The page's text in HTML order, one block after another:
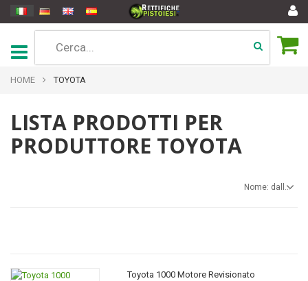
HOME TOYOTA
LISTA PRODOTTI PER
PRODUTTORE TOYOTA
Nome: dalla A alla Z
Toyota 1000 Motore Revisionato